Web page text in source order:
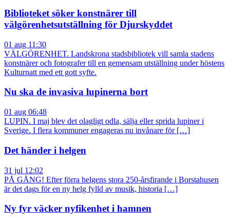
Biblioteket söker konstnärer till
välgörenhetsutställning för Djurskyddet
01 aug 11:30
VÄLGÖRENHET. Landskrona stadsbibliotek vill samla stadens
konstnärer och fotografer till en gemensam utställning under höstens
Kulturnatt med ett gott syfte.
Nu ska de invasiva lupinerna bort
01 aug 06:48
LUPIN. I maj blev det olagligt odla, sälja eller sprida lupiner i
Sverige. I flera kommuner engageras nu invånare för […]
Det händer i helgen
31 jul 12:02
PÅ GÅNG! Efter förra helgens stora 250-årsfirande i Borstahusen
är det dags för en ny helg fylld av musik, historia […]
Ny fyr väcker nyfikenhet i hamnen